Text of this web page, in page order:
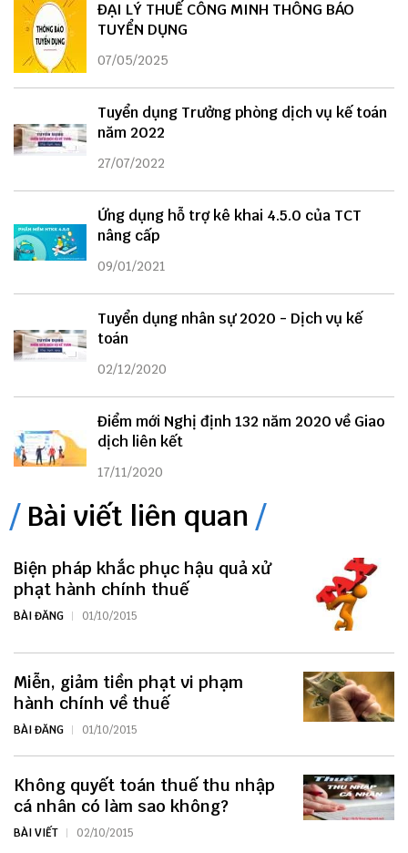
ĐẠI LÝ THUẾ CÔNG MINH THÔNG BÁO
TUYỂN DỤNG
07/05/2025
Tuyển dụng Trưởng phòng dịch vụ kế toán
năm 2022
27/07/2022
Ứng dụng hỗ trợ kê khai 4.5.0 của TCT
nâng cấp
09/01/2021
Tuyển dụng nhân sự 2020 - Dịch vụ kế
toán
02/12/2020
Điểm mới Nghị định 132 năm 2020 về Giao
dịch liên kết
17/11/2020
Bài viết liên quan
Biện pháp khắc phục hậu quả xử
phạt hành chính thuế
BÀI ĐĂNG 01/10/2015
Miễn, giảm tiền phạt vi phạm
hành chính về thuế
BÀI ĐĂNG 01/10/2015
Không quyết toán thuế thu nhập
cá nhân có làm sao không?
BÀI VIẾT 02/10/2015